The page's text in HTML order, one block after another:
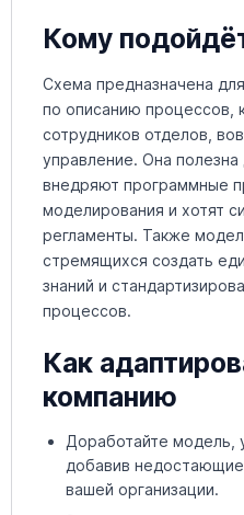
Кому
Схема предназначена
по описанию процессов,
сотрудников отделов,
управление. Она
внедряют программные
моделирования и хотят
регламенты. Также
стремящихся создать
знаний и
процессов.
Как
компанию
Доработайте модель,
добавив
вашей организации.